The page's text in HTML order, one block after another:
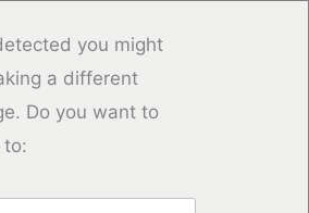
you might
a different
Do you want to
to: